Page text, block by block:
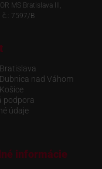
MS Bratislava III,
č.: 7597/B
nad Váhom
podpora
údaje
informácie